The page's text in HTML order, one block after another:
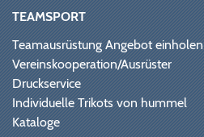
TEAMSPORT
Teamausrüstung Angebot einholen
Vereinskooperation/Ausrüster
Druckservice
Individuelle Trikots von hummel
Kataloge